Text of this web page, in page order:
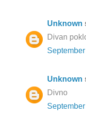
Unknown
Divan
Unknown
Divno